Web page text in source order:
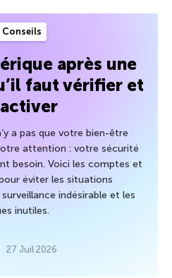
Conseils
après une
faut vérifier et
a pas que votre bien-être
attention : votre sécurité
besoin. Voici les comptes et
éviter les situations
indésirable et les
inutiles.
27 Juil 2026